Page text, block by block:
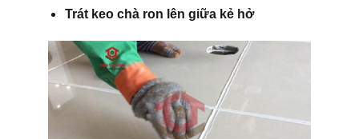
Trát keo chà ron lên giữa kẻ hở